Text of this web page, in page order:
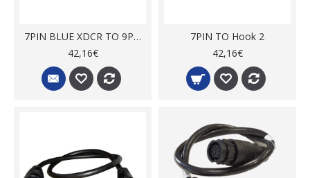
7PIN BLUE XDCR TO 9PIN BLACK ADAPTER
42,16€
7PIN TO Hook 2
42,16€